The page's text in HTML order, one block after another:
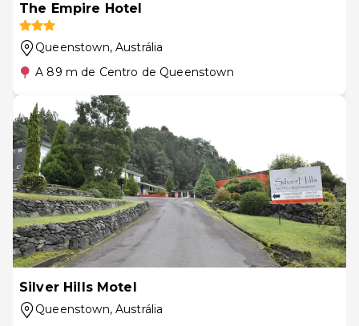
The Empire Hotel
Queenstown, Austrália
A 89 m de Centro de Queenstown
Silver Hills Motel
Queenstown, Austrália